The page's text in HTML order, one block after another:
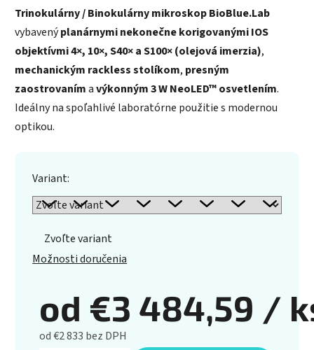
Trinokulárny / Binokulárny mikroskop BioBlue.Lab
vybavenýplanárnymi nekonečne korigovanými IOS
objektívmi 4×, 10×, S40× a S100× (olejová imerzia),
mechanickým rackless stolíkom, presným
zaostrovanímavýkonným 3 W NeoLED™ osvetlením.
Ideálny na spoľahlivé laboratórne použitie s modernou
optikou.
Variant:
Zvoľte variant
Možnosti doručenia
od €3 484,59 /
od€2 833 bez DPH